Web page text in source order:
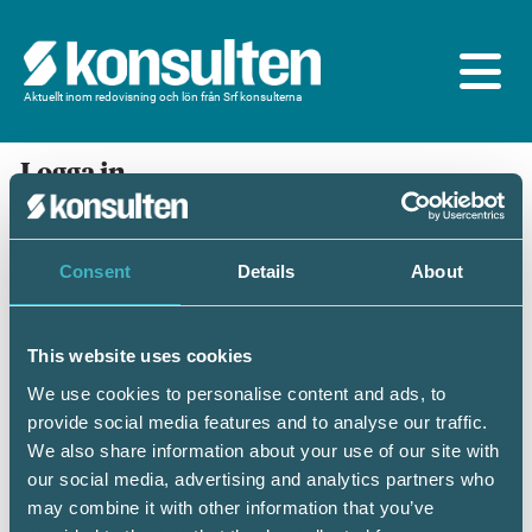
Consent Details About
This website uses cookies
We use cookies to personalise content and ads, to
provide social media features and to analyse our traffic.
We also share information about your use of our site with
our social media, advertising and analytics partners who
may combine it with other information that you’ve
Aktuellt inom redovisning och lön från Srf konsulterna
Logga in
En prenumeration ingår för dig som är
medlem/ansluten till Srf konsulterna. Du loggar in
med BankID eller samma lösenord som du har på
Mobilt BankID
Personnummer(ÅÅÅÅMMDDNNNN)